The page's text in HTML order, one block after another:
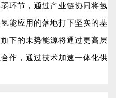
环节，通过产业链协同将氢
能应用的落地打下坚实的基
下的未势能源将通过更高层
作，通过技术加速一体化供